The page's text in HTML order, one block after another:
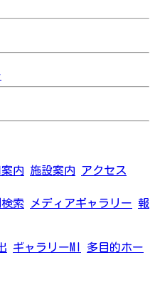
内 施設案内 アクセス
索 メディアギャラリー 報
ギャラリーMI
多目的ホー